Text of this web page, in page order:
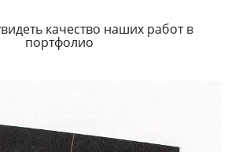
качество наших работ в
портфолио